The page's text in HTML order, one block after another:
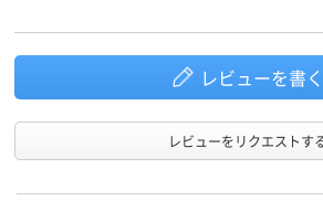
レビューを書く
レビューをリクエストす